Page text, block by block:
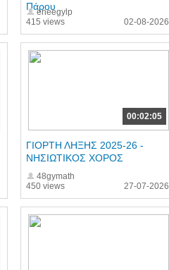
415 views
Πάρου
eneegylp
02-08-2026
00:02:05
450 views
ΓΙΟΡΤΗ ΛΗΞΗΣ 2025-26 -
ΝΗΣΙΩΤΙΚΟΣ ΧΟΡΟΣ
48gymath
27-07-2026